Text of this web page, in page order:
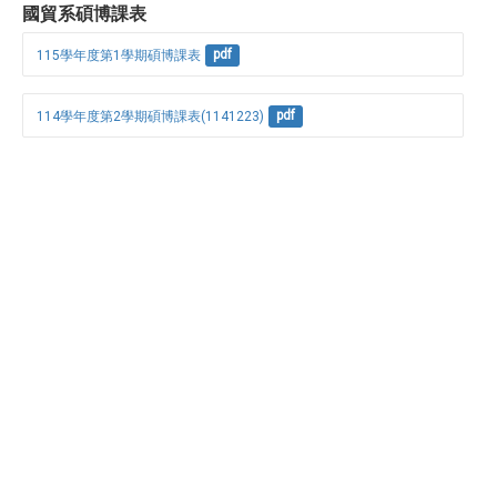
國貿系碩博課表
115學年度第1學期碩博課表 pdf
114學年度第2學期碩博課表(1141223) pdf